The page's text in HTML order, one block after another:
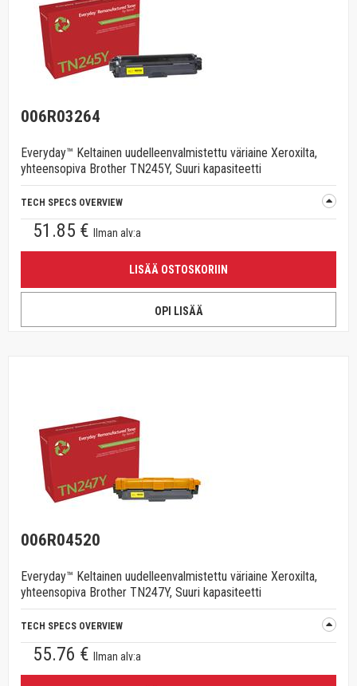
006R03264
Everyday™ Keltainen uudelleenvalmistettu väriaine Xeroxilta,
yhteensopiva Brother TN245Y, Suuri kapasiteetti
TECH SPECS OVERVIEW
51.85 € Ilman alv:a
LISÄÄ OSTOSKORIIN
OPI LISÄÄ
006R04520
Everyday™ Keltainen uudelleenvalmistettu väriaine Xeroxilta,
yhteensopiva Brother TN247Y, Suuri kapasiteetti
TECH SPECS OVERVIEW
55.76 € Ilman alv:a